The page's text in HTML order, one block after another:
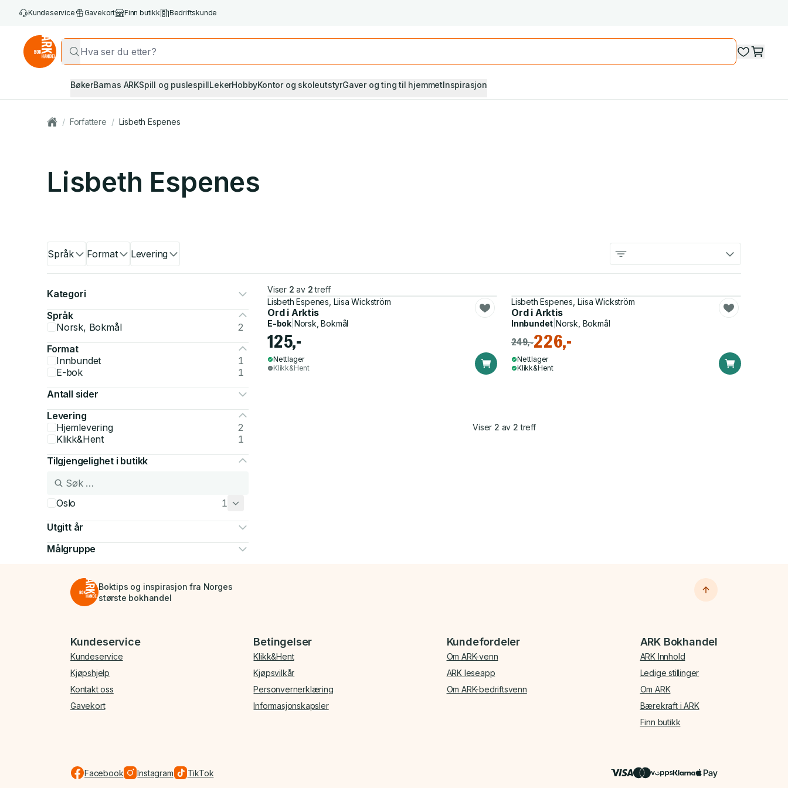
Kundeservice Gavekort Finn butikk Bedriftskunde
BøkerBarnas ARKSpill og puslespillLekerHobbyKontor og skoleutstyrGaver og ting til hjemmetInspirasjon
/ Forfattere / Lisbeth Espenes
Lisbeth Espenes
Språk Format Levering
Kategori
Språk
Norsk, Bokmål
2
Format
Innbundet
1
E-bok
1
Antall sider
Levering
Hjemlevering
2
Klikk&Hent
1
Tilgjengelighet i butikk
Oslo 1
Utgitt år
Målgruppe
Viser 2 av 2 treff
Lisbeth Espenes, Liisa Wickström
Ord i Arktis
E-bok Norsk, Bokmål
125,-
Nettlager
Klikk&Hent
Lisbeth Espenes, Liisa Wickström
Ord i Arktis
Innbundet |Norsk, Bokmål
249,-226,-
Nettlager
Klikk&Hent
Viser 2 av 2 treff
Boktips og inspirasjon fra Norges
største bokhandel
Bunnmeny
Kundeservice
Kundeservice
Kjøpshjelp
Kontakt oss
Gavekort
Betingelser
Klikk&Hent
Kjøpsvilkår
Personvernerklæring
Informasjonskapsler
Kundefordeler
Om ARK-venn
ARK leseapp
Om ARK-bedriftsvenn
ARK Bokhandel
ARK Innhold
Ledige stillinger
Om ARK
Bærekraft i ARK
Finn butikk
Facebook Instagram TikTok